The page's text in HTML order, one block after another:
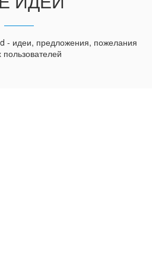
- идеи, предложения, пожелания